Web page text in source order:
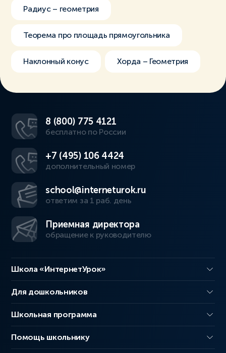
Радиус – геометрия
Теорема про площадь прямоугольника
Наклонный конус Хорда – Геометрия
8 (800) 775 4121
бесплатно по России
+7 (495) 106 4424
дополнительный номер
school@interneturok.ru
ответим за 1 раб. день
Приемная директора
обращение к руководителю
Школа «ИнтернетУрок»
Для дошкольников
Школьная программа
Помощь школьнику